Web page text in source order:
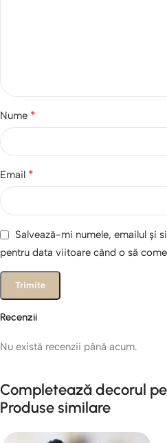
Recenzii
Nu există recenzii până acum.
Nume *
Email *
Salvează-mi numele, emailul și
pentru data viitoare când o să
Completează decorul
Produse similare